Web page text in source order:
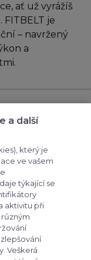
ať už vyrážíš
je
– navržený
a
vám nic
a další
který je
ve vašem
týkající se
aktivitu při
Veškerá